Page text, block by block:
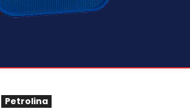
Petrolina